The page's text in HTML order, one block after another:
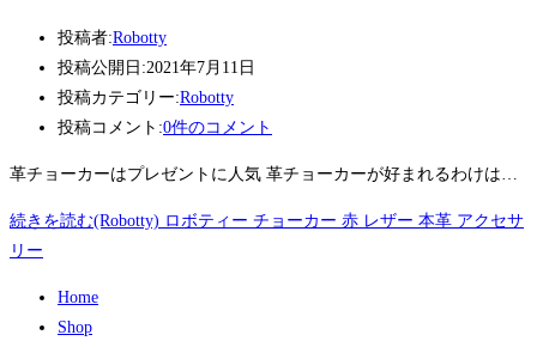
投稿者:Robotty
投稿公開日:2021年7月11日
投稿カテゴリー:Robotty
投稿コメント:0件のコメント
革チョーカーはプレゼントに人気 革チョーカーが好まれるわけは…
続きを読む(Robotty) ロボティー チョーカー 赤 レザー 本革 アクセサ
リー
Home
Shop